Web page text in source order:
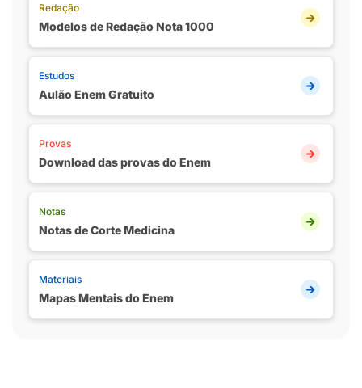
Redação
Modelos de Redação Nota 1000
Estudos
Aulão Enem Gratuito
Provas
Download das provas do Enem
Notas
Notas de Corte Medicina
Materiais
Mapas Mentais do Enem